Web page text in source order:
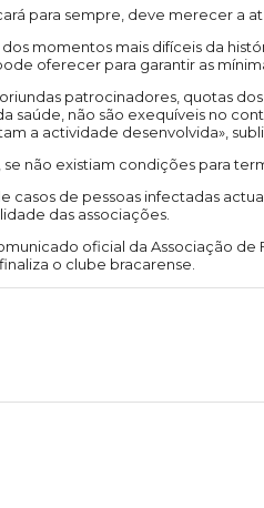
para sempre, deve merecer a
momentos mais difíceis da
oferecer para garantir as
patrocinadores, quotas
saúde, não são exequíveis no
a actividade desenvolvida»,
não existiam condições para
casos de pessoas infectadas
das associações.
oficial da Associação de
o clube bracarense.